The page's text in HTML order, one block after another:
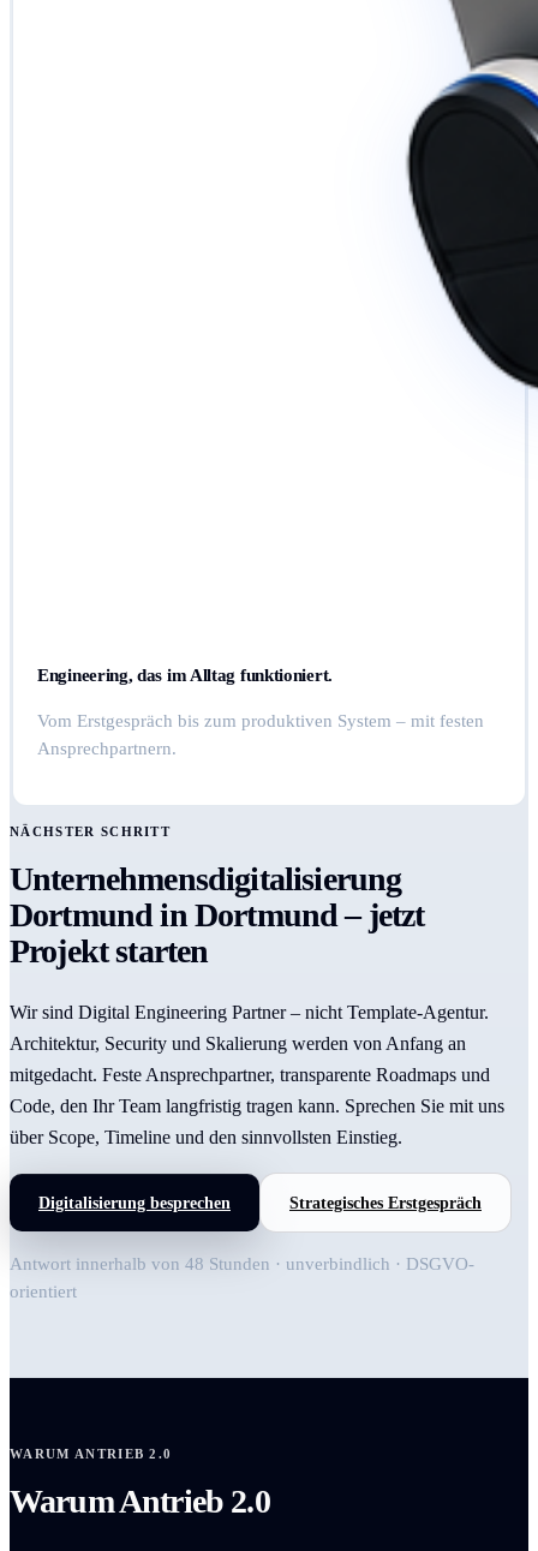
Engineering, das im Alltag funktioniert.
Vom Erstgespräch bis zum produktiven System – mit festen
Ansprechpartnern.
NÄCHSTER SCHRITT
Unternehmensdigitalisierung
Dortmund in Dortmund – jetzt
Projekt starten
Wir sind Digital Engineering Partner – nicht Template-Agentur.
Architektur, Security und Skalierung werden von Anfang an
mitgedacht. Feste Ansprechpartner, transparente Roadmaps und
Code, den Ihr Team langfristig tragen kann. Sprechen Sie mit uns
über Scope, Timeline und den sinnvollsten Einstieg.
Digitalisierung besprechen Strategisches Erstgespräch
Antwort innerhalb von 48 Stunden · unverbindlich · DSGVO-
orientiert
WARUM ANTRIEB 2.0
Warum Antrieb 2.0